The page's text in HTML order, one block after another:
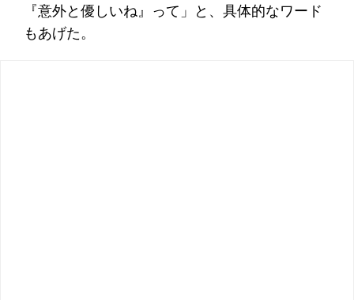
『意外と優しいね』って」と、具体的なワード
もあげた。